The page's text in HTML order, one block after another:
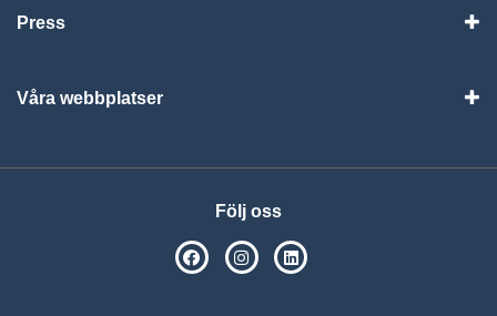
Press
Våra webbplatser
Följ oss
SPSM på Facebook
SPSM på Instagram